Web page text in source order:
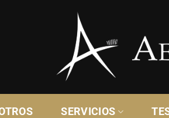
SERVICIOS